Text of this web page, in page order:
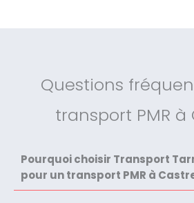
Questions
transport PMR à
Pourquoi choisir Transport
pour un transport PMR à